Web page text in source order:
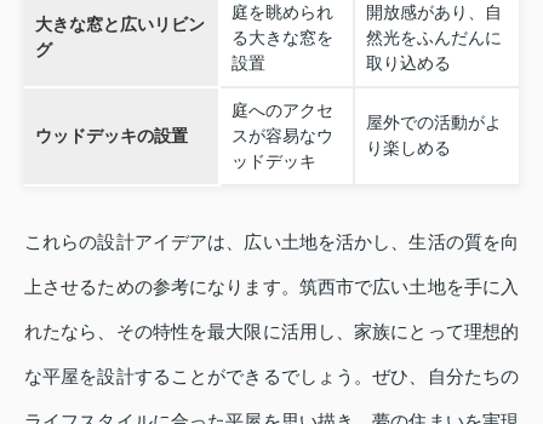
大きな窓と広いリビン
グ
庭を眺められ
る大きな窓を
設置
開放感があり、自
然光をふんだんに
取り込める
ウッドデッキの設置
庭へのアクセ
スが容易なウ
ッドデッキ
屋外での活動がよ
り楽しめる
これらの設計アイデアは、広い土地を活かし、生活の質を向
上させるための参考になります。筑西市で広い土地を手に入
れたなら、その特性を最大限に活用し、家族にとって理想的
な平屋を設計することができるでしょう。ぜひ、自分たちの